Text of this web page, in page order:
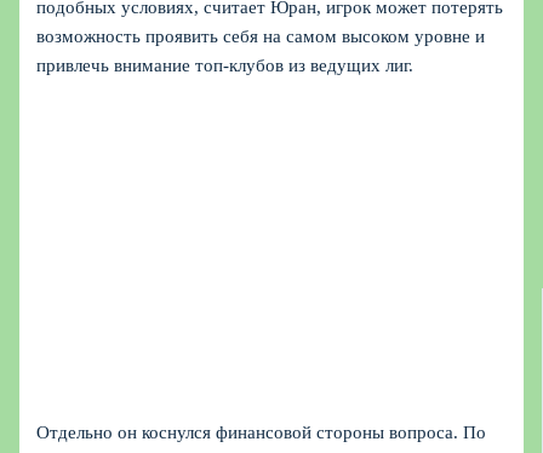
подобных условиях, считает Юран, игрок может потерять
возможность проявить себя на самом высоком уровне и
привлечь внимание топ-клубов из ведущих лиг.
Отдельно он коснулся финансовой стороны вопроса. По